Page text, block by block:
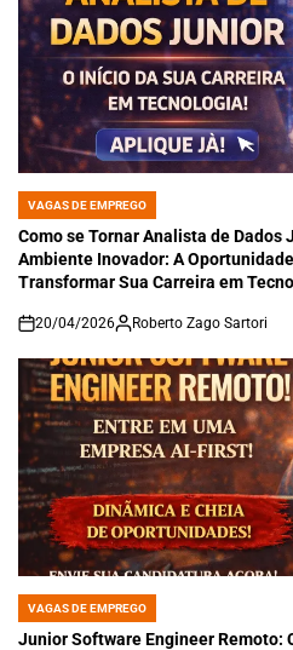
POSTED
IN
VAGAS DE EMPREGO
Como se Tornar Analista de Dados
Ambiente Inovador: A
Transformar Sua Carreira em
on
20/04/2026 Roberto Zago Sartori
POSTED
IN
VAGAS DE EMPREGO
Junior Software Engineer Remoto: